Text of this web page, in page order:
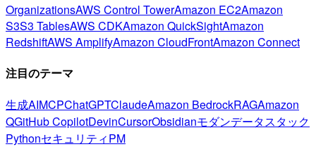
OrganizationsAWS Control TowerAmazon EC2Amazon
S3S3 TablesAWS CDKAmazon QuickSightAmazon
RedshiftAWS AmplifyAmazon CloudFrontAmazon Connect
注目のテーマ
生成AIMCPChatGPTClaudeAmazon BedrockRAGAmazon
QGitHub CopilotDevinCursorObsidianモダンデータスタック
PythonセキュリティPM